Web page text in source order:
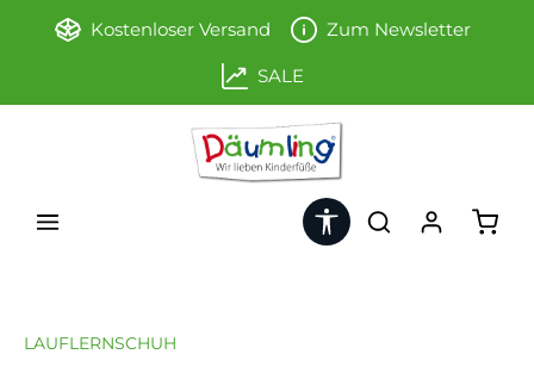
Zum Hauptinhalt springen
Kostenloser Versand Zum Newsletter
SALE
Werkzeugleiste anzeigen
LAUFLERNSCHUH